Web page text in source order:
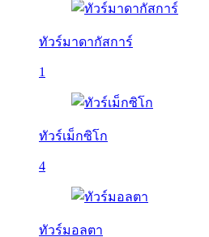
ทัวร์มาดากัสการ์
1
ทัวร์เม็กซิโก
4
ทัวร์มอลตา